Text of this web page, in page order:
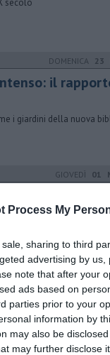
Process My
sharing to third
advertising by
note that after your
ads based on
parties prior to your
information by
may also be
may further disclose
secolo
DOMENICA 23
il
i giardini della nuova
GIOVEDÌ 01
e un dibattito con il
VENERDÌ02
vietati per
che vieta l'accesso
sangiulianese nei due